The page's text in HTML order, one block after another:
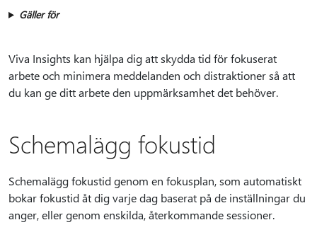
Gäller för
Viva Insights kan hjälpa dig att skydda tid för fokuserat
arbete och minimera meddelanden och distraktioner så att
du kan ge ditt arbete den uppmärksamhet det behöver.
Schemalägg fokustid
Schemalägg fokustid genom en fokusplan, som automatiskt
bokar fokustid åt dig varje dag baserat på de inställningar du
anger, eller genom enskilda, återkommande sessioner.